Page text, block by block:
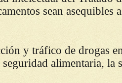
sean asequibles
y tráfico de drogas
alimentaria, la